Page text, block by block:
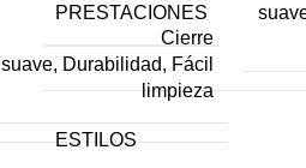
Cierre
suave, Durabilidad, Fácil
limpieza
PRESTACIONES
ESTILOS